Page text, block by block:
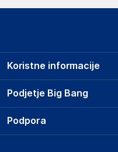
Podjetje Big Bang
O podjetju
Koristne informacije
Prodajna mesta
Storitve
Dostava, vnos in odvoz
Podpora